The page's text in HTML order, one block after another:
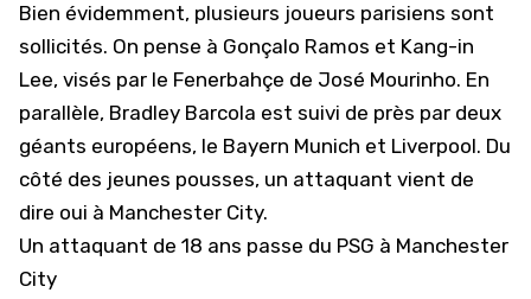
Bien évidemment, plusieurs joueurs parisiens sont
sollicités. On pense à Gonçalo Ramos et Kang-in
Lee, visés par le Fenerbahçe de José Mourinho. En
parallèle, Bradley Barcola est suivi de près par deux
géants européens, le Bayern Munich et Liverpool. Du
côté des jeunes pousses, un attaquant vient de
dire oui à Manchester City.
Un attaquant de 18 ans passe du PSG à Manchester
City